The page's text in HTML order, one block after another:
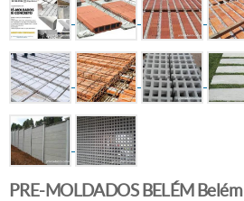
PRE-MOLDADOS BELÉM Belém